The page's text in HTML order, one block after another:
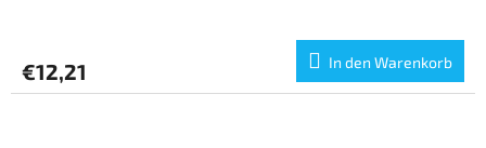
€12,21 In den Warenkorb